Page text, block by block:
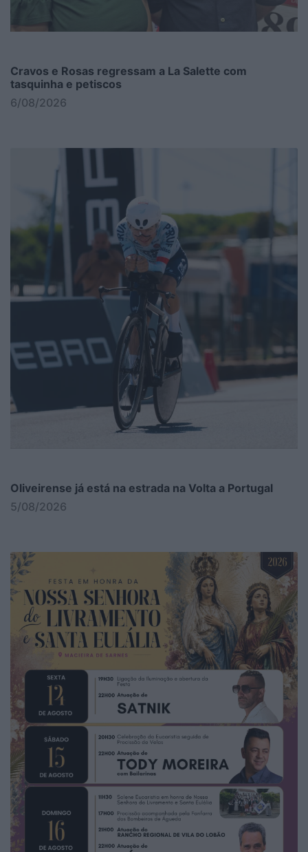
Cravos e Rosas regressam a La Salette com
tasquinha e petiscos
6/08/2026
Oliveirense já está na estrada na Volta a Portugal
5/08/2026